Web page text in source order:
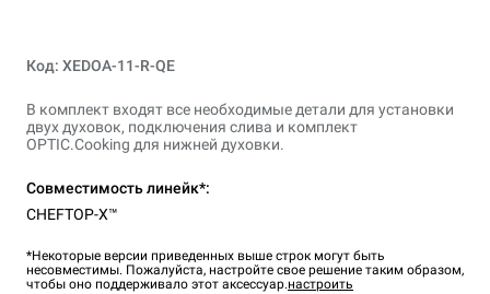
Код: XEDOA-11-R-QE
В комплект входят все необходимые детали для установки
двух духовок, подключения слива и комплект
OPTIC.Cooking для нижней духовки.
Совместимость линейк*:
CHEFTOP-X™
*Некоторые версии приведенных выше строк могут быть
несовместимы. Пожалуйста, настройте свое решение таким образом,
чтобы оно поддерживало этот аксессуар.настроить